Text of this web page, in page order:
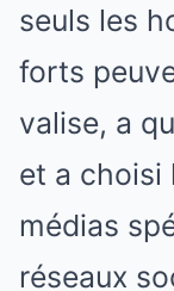
seuls les
forts
valise, a
et a choisi
médias
réseaux